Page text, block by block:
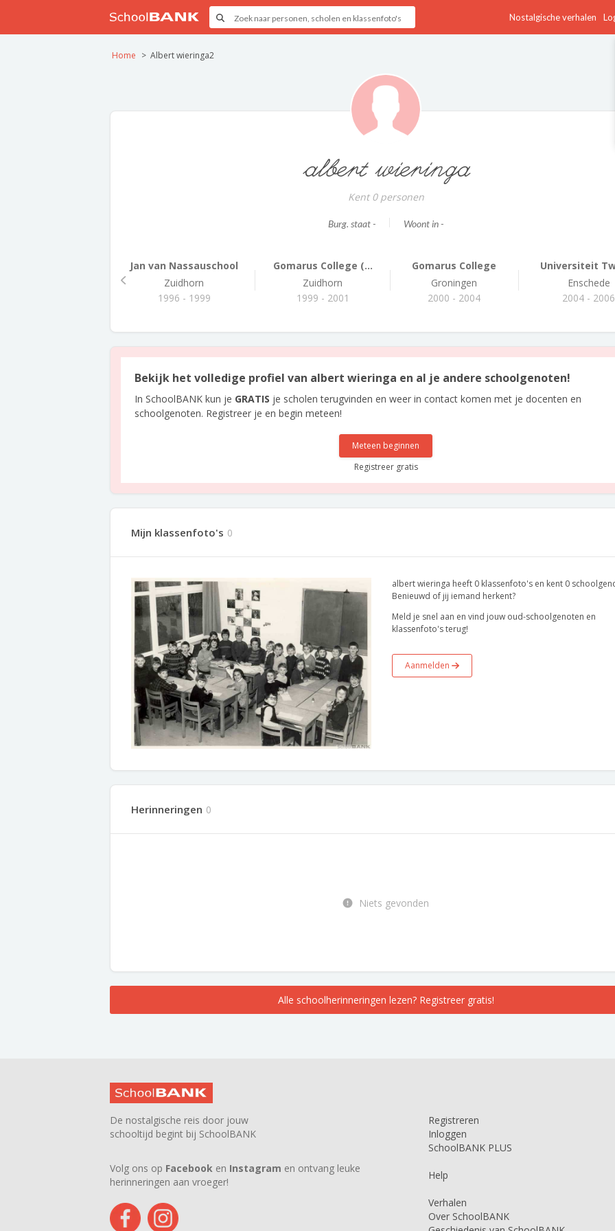
Nostalgische verhalen
Home Albert wieringa2
albert wieringa
Kent 0 personen
Burg. staat - Woont in -
Jan van Nassauschool
Zuidhorn
1996 - 1999
Gomarus College (...
Zuidhorn
1999 - 2001
Gomarus College
Groningen
2000 - 2004
Universiteit
Enschede
2004 - 2006
Bekijk het volledige profiel van albert wieringa en al je andere schoolgenoten!
In SchoolBANK kun je GRATIS je scholen terugvinden en weer in contact komen met je docenten en
schoolgenoten. Registreer je en begin meteen!
Meteen beginnen
Registreer gratis
Mijn klassenfoto's 0
albert wieringa heeft 0 klassenfoto's en kent 0
Benieuwd of jij iemand herkent?
Meld je snel aan en vind jouw oud-schoolgenoten en
klassenfoto's terug!
Aanmelden
Herinneringen 0
Niets gevonden
Alle schoolherinneringen lezen? Registreer gratis!
De nostalgische reis door jouw
schooltijd begint bij SchoolBANK
Volg ons op Facebook en Instagram en ontvang leuke
herinneringen aan vroeger!
Registreren
Inloggen
SchoolBANK PLUS
Help
Verhalen
Over SchoolBANK